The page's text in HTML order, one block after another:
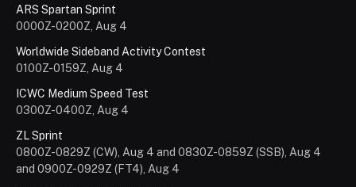
ARS Spartan Sprint
0000Z-0200Z, Aug 4
Worldwide Sideband Activity Contest
0100Z-0159Z, Aug 4
ICWC Medium Speed Test
0300Z-0400Z, Aug 4
ZL Sprint
0800Z-0829Z (CW), Aug 4 and 0830Z-0859Z (SSB), Aug 4
and 0900Z-0929Z (FT4), Aug 4